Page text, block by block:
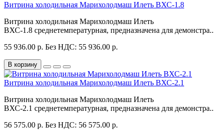
Витрина холодильная Марихолодмаш Илеть ВХС-1.8
Витрина холодильная Марихолодмаш Илеть
ВХС-1.8 среднетемпературная, предназначена для демонстра..
55 936.00 р. Без НДС: 55 936.00 р.
В корзину
Витрина холодильная Марихолодмаш Илеть ВХС-2.1
Витрина холодильная Марихолодмаш Илеть
ВХС-2.1 среднетемпературная, предназначена для демонстра..
56 575.00 р. Без НДС: 56 575.00 р.